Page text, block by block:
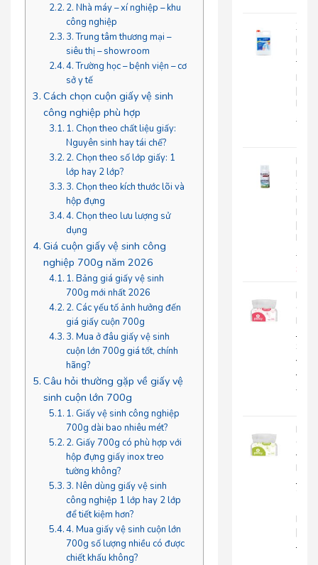
2. Nhà máy – xí nghiệp – khu
công nghiệp
3. Trung tâm thương mại –
siêu thị – showroom
4. Trường học – bệnh viện – cơ
sở y tế
Cách chọn cuộn giấy vệ sinh
công nghiệp phù hợp
1. Chọn theo chất liệu giấy:
Nguyên sinh hay tái chế?
2. Chọn theo số lớp giấy: 1
lớp hay 2 lớp?
3. Chọn theo kích thước lõi và
hộp đựng
4. Chọn theo lưu lượng sử
dụng
Giá cuộn giấy vệ sinh công
nghiệp 700g năm 2026
1. Bảng giá giấy vệ sinh
700g mới nhất 2026
2. Các yếu tố ảnh hưởng đến
giá giấy cuộn 700g
3. Mua ở đâu giấy vệ sinh
cuộn lớn 700g giá tốt, chính
hãng?
Câu hỏi thường gặp về giấy vệ
sinh cuộn lớn 700g
1. Giấy vệ sinh công nghiệp
700g dài bao nhiêu mét?
2. Giấy 700g có phù hợp với
hộp đựng giấy inox treo
tường không?
3. Nên dùng giấy vệ sinh
công nghiệp 1 lớp hay 2 lớp
để tiết kiệm hơn?
4. Mua giấy vệ sinh cuộn lớn
700g số lượng nhiều có được
chiết khấu không?
Xà
Rửa
Tay
|
RC500
Hoa
Xịt
|
RT300
Khăn
Giấy
Lụa
Silk
400|
JPS400
Khăn
Giấy
Đa
20-
Lớp
|